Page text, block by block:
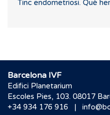
Tinc endometriosi. Què
Barcelona IVF
Edifici Planetarium
Escoles Pies, 103. 08017
+34 934 176 916
|